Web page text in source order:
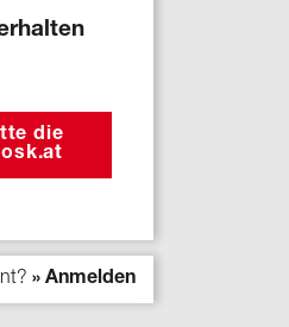
die
» Anmelden